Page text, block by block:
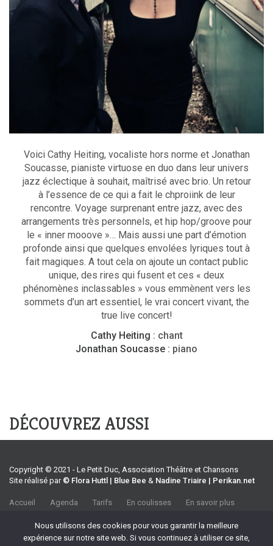
Voici Cathy Heiting, vocaliste hors norme et Jonathan
Soucasse, pianiste virtuose en duo dans leur univers
jazz éclectique à souhait, maîtrisé avec brio. Un retour
à l’essence de ce qui a fait le chproiink de leur
rencontre. Voyage surprenant entre jazz, avec des
arrangements très personnels, et hip hop/groove pour
le « inner mooove »… Mais aussi une part d’émotion
profonde ainsi que quelques envolées lyriques tout à
fait magiques. A tout cela on ajoute un contact public
unique, des rires qui fusent et ces « deux
phénomènes inclassables » vous emmènent vers les
sommets d’un art essentiel, le vrai concert vivant, the
true live concert!
Cathy Heiting : chant
Jonathan Soucasse : piano
DÉCOUVREZ AUSSI
Copyright © 2021 - Le Petit Duc, Association Théâtre et Chansons
Site réalisé par © Flora Huttl | Blue Bee & Nadine Triaire | Perikan.net
Accueil Agenda Tarifs En coulisses
En savoir plus
Association Théâtre et Chansons
35 rue Emile Tavan, 13100 Aix-en-Provence
Nous utilisons des cookies pour vous garantir la meilleure
expérience sur notre site web. Si vous continuez à utiliser ce site,